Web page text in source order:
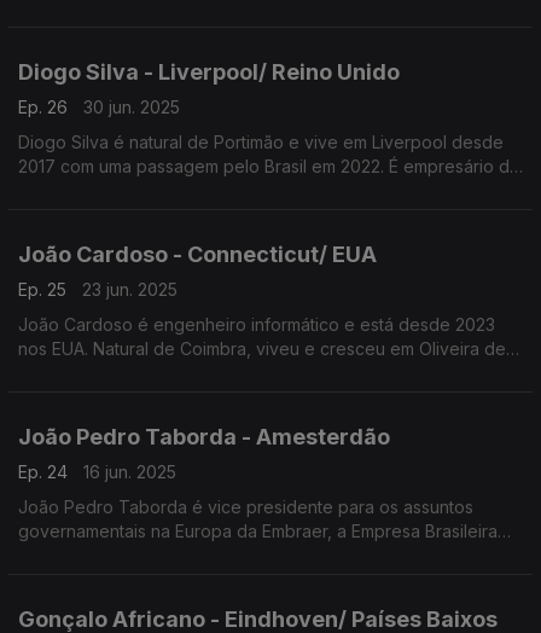
Diogo Silva - Liverpool/ Reino Unido
Ep. 26
30 jun. 2025
Diogo Silva é natural de Portimão e vive em Liverpool desde
2017 com uma passagem pelo Brasil em 2022. É empresário da
João Cardoso - Connecticut/ EUA
Ep. 25
23 jun. 2025
João Cardoso é engenheiro informático e está desde 2023
nos EUA. Natural de Coimbra, viveu e cresceu em Oliveira de
João Pedro Taborda - Amesterdão
Ep. 24
16 jun. 2025
João Pedro Taborda é vice presidente para os assuntos
governamentais na Europa da Embraer, a Empresa Brasileira
Gonçalo Africano - Eindhoven/ Países Baixos